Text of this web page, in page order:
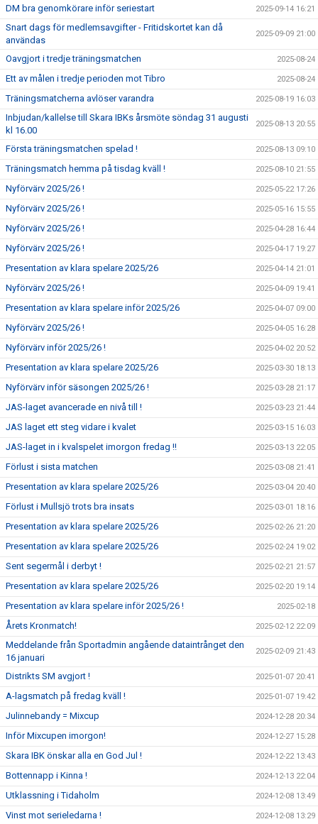
DM bra genomkörare inför seriestart 2025-09-14 16:21
Snart dags för medlemsavgifter - Fritidskortet kan då
användas
2025-09-09 21:00
Oavgjort i tredje träningsmatchen 2025-08-24
Ett av målen i tredje perioden mot Tibro 2025-08-24
Träningsmatcherna avlöser varandra 2025-08-19 16:03
Inbjudan/kallelse till Skara IBKs årsmöte söndag 31 augusti
kl 16.00
2025-08-13 20:55
Första träningsmatchen spelad ! 2025-08-13 09:10
Träningsmatch hemma på tisdag kväll ! 2025-08-10 21:55
Nyförvärv 2025/26 ! 2025-05-22 17:26
Nyförvärv 2025/26 ! 2025-05-16 15:55
Nyförvärv 2025/26 ! 2025-04-28 16:44
Nyförvärv 2025/26 ! 2025-04-17 19:27
Presentation av klara spelare 2025/26 2025-04-14 21:01
Nyförvärv 2025/26 ! 2025-04-09 19:41
Presentation av klara spelare inför 2025/26 2025-04-07 09:00
Nyförvärv 2025/26 ! 2025-04-05 16:28
Nyförvärv inför 2025/26 ! 2025-04-02 20:52
Presentation av klara spelare 2025/26 2025-03-30 18:13
Nyförvärv inför säsongen 2025/26 ! 2025-03-28 21:17
JAS-laget avancerade en nivå till ! 2025-03-23 21:44
JAS laget ett steg vidare i kvalet 2025-03-15 16:03
JAS-laget in i kvalspelet imorgon fredag !! 2025-03-13 22:05
Förlust i sista matchen 2025-03-08 21:41
Presentation av klara spelare 2025/26 2025-03-04 20:40
Förlust i Mullsjö trots bra insats 2025-03-01 18:16
Presentation av klara spelare 2025/26 2025-02-26 21:20
Presentation av klara spelare 2025/26 2025-02-24 19:02
Sent segermål i derbyt ! 2025-02-21 21:57
Presentation av klara spelare 2025/26 2025-02-20 19:14
Presentation av klara spelare inför 2025/26 ! 2025-02-18
Årets Kronmatch! 2025-02-12 22:09
Meddelande från Sportadmin angående dataintrånget den
16 januari
2025-02-09 21:43
Distrikts SM avgjort ! 2025-01-07 20:41
A-lagsmatch på fredag kväll ! 2025-01-07 19:42
Julinnebandy = Mixcup 2024-12-28 20:34
Inför Mixcupen imorgon! 2024-12-27 15:28
Skara IBK önskar alla en God Jul ! 2024-12-22 13:43
Bottennapp i Kinna ! 2024-12-13 22:04
Utklassning i Tidaholm 2024-12-08 13:49
Vinst mot serieledarna ! 2024-12-08 13:29